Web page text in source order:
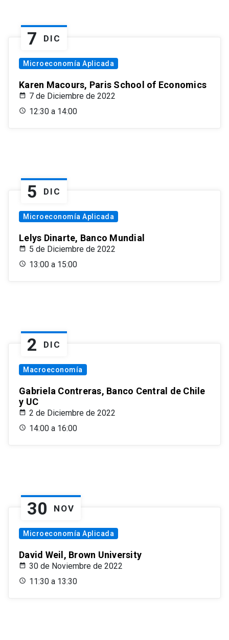
7 DIC
Microeconomía Aplicada
Karen Macours, Paris School of Economics
7 de Diciembre de 2022
12:30 a 14:00
5 DIC
Microeconomía Aplicada
Lelys Dinarte, Banco Mundial
5 de Diciembre de 2022
13:00 a 15:00
2 DIC
Macroeconomía
Gabriela Contreras, Banco Central de Chile
y UC
2 de Diciembre de 2022
14:00 a 16:00
30 NOV
Microeconomía Aplicada
David Weil, Brown University
30 de Noviembre de 2022
11:30 a 13:30